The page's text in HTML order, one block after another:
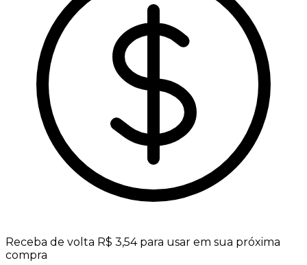
Receba de volta R$ 3,54 para usar em sua próxima
compra